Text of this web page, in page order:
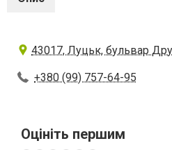
43017, Луцьк, бульвар
+380 (99) 757-64-95
Оцініть першим